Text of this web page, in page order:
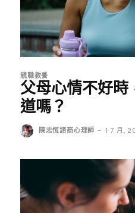
親職教養
父母心情不好時
道嗎？
陳志恆諮商心理師 - 1 7 月,